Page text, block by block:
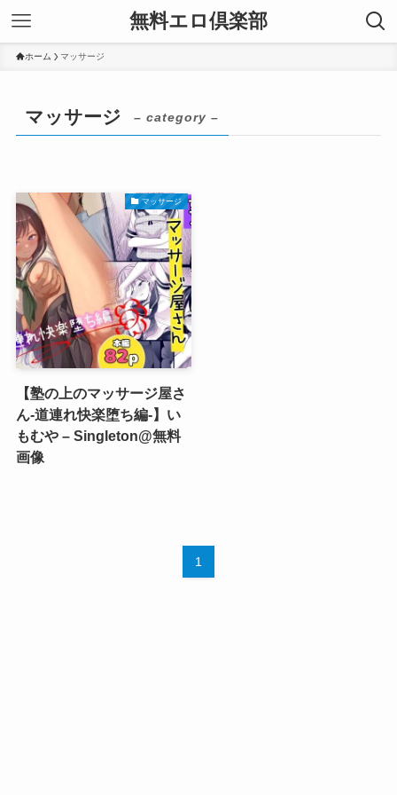
無料エロ倶楽部
ホーム マッサージ
マッサージ – category –
マッサージ
【塾の上のマッサージ屋さ
ん‐道連れ快楽堕ち編‐】い
もむや – Singleton@無料
画像
1